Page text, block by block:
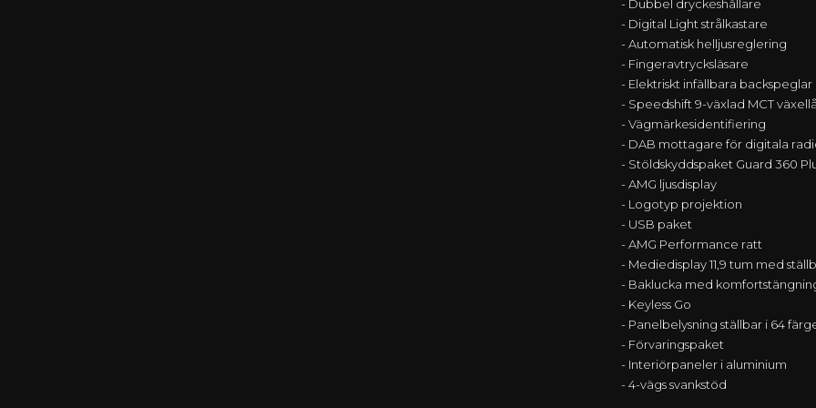
- Dubbel dryckeshållare
- Digital Light strålkastare
- Automatisk helljusreglering
- Fingeravtrycksläsare
- Elektriskt infällbara backspeglar
- Speedshift 9-växlad MCT
- Vägmärkesidentifiering
- DAB mottagare för digitala
- Stöldskyddspaket Guard 360
- AMG ljusdisplay
- Logotyp projektion
- USB paket
- AMG Performance ratt
- Mediedisplay 11,9 tum med
- Baklucka med
- Keyless Go
- Panelbelysning ställbar i 64
- Förvaringspaket
- Interiörpaneler i aluminium
- 4-vägs svankstöd